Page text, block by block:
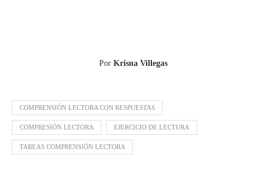
Por Krisna Villegas
COMPRENSIÓN LECTORA CON RESPUESTAS
COMPRESIÓN LECTORA EJERCICIO DE LECTURA
TAREAS COMPRENSIÓN LECTORA